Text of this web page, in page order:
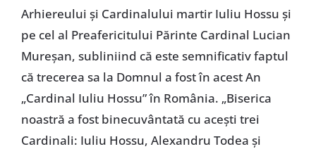
Arhiereului și Cardinalului martir Iuliu Hossu și
pe cel al Preafericitului Părinte Cardinal Lucian
Mureșan, subliniind că este semnificativ faptul
că trecerea sa la Domnul a fost în acest An
„Cardinal Iuliu Hossu” în România. „Biserica
noastră a fost binecuvântată cu acești trei
Cardinali: Iuliu Hossu, Alexandru Todea și